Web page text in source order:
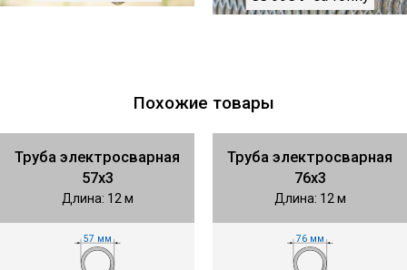
Похожие товары
Труба электросварная
57х3
Длина: 12 м
57 мм
Труба электросварная
76х3
Длина: 12 м
76 мм